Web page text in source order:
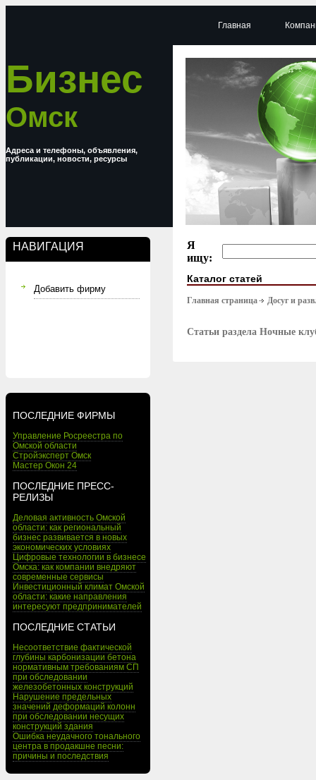
Бизнес
Омск
Адреса и телефоны, объявления,
публикации, новости, ресурсы
НАВИГАЦИЯ
Добавить фирму
ПОСЛЕДНИЕ ФИРМЫ
Управление Росреестра по
Омской области
Стройэксперт Омск
Мастер Окон 24
ПОСЛЕДНИЕ ПРЕСС-
РЕЛИЗЫ
Деловая активность Омской
области: как региональный
бизнес развивается в новых
экономических условиях
Цифровые технологии в бизнесе
Омска: как компании внедряют
современные сервисы
Инвестиционный климат Омской
области: какие направления
интересуют предпринимателей
ПОСЛЕДНИЕ СТАТЬИ
Несоответствие фактической
глубины карбонизации бетона
нормативным требованиям СП
при обследовании
железобетонных конструкций
Нарушение предельных
значений деформаций колонн
при обследовании несущих
конструкций здания
Ошибка неудачного тонального
центра в продакшне песни:
причины и последствия
Главная
Я
ищу:
Каталог статей
Главная страница Досуг и
Статьи раздела Ночные